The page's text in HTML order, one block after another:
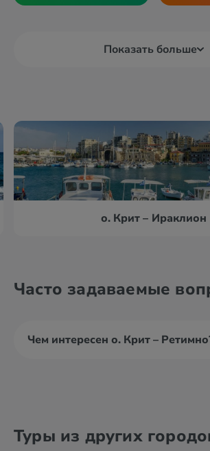
Показать больше
о. Крит – Ираклион
Часто задаваемые
Чем интересен о. Крит –
Туры из других